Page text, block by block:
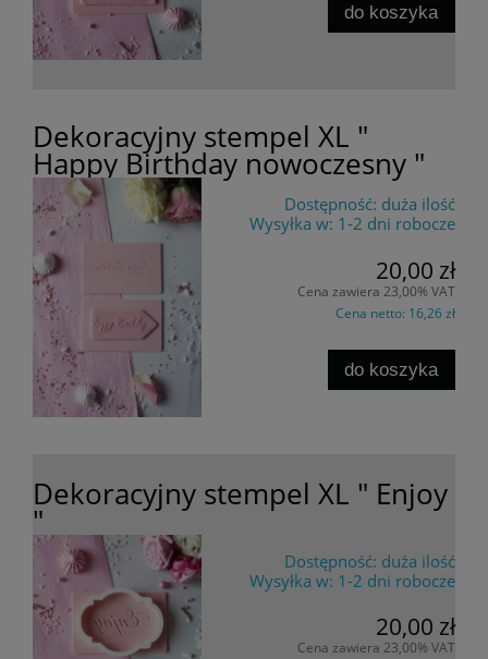
do koszyka
Dekoracyjny stempel XL "
Happy Birthday nowoczesny "
Dostępność: duża ilość
Wysyłka w: 1-2 dni robocze
20,00 zł
Cena zawiera 23,00% VAT
Cena netto: 16,26 zł
do koszyka
Dekoracyjny stempel XL " Enjoy
"
Dostępność: duża ilość
Wysyłka w: 1-2 dni robocze
20,00 zł
Cena zawiera 23,00% VAT